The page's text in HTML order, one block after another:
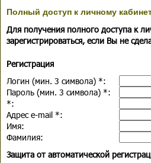
Полный доступ к личному
Для получения полного доступа к
зарегистрироваться, если Вы не
Регистрация
Логин (мин. 3 символа) *:
Пароль (мин. 3 символа) *:
*:
Адрес e-mail *:
Имя:
Фамилия:
Защита от автоматической